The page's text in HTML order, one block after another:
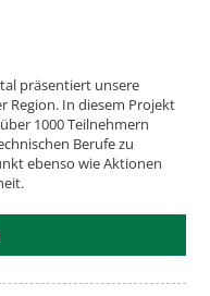
präsentiert unsere
Region. In diesem Projekt
1000 Teilnehmern
Berufe zu
ebenso wie Aktionen